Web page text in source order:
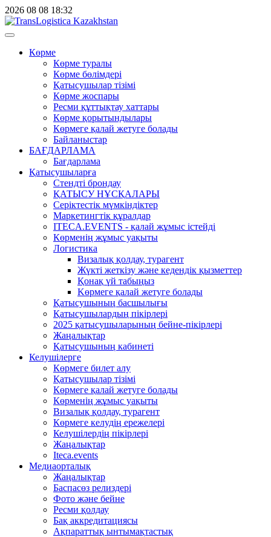
2026 08 08 18:32
Көрме
Көрме туралы
Көрме бөлімдері
Қатысушылар тізімі
Көрме жоспары
Ресми құттықтау хаттары
Көрме қорытындылары
Көрмеге қалай жетуге болады
Байланыстар
БАҒДАРЛАМА
Бағдарлама
Қатысушыларға
Стендті брондау
ҚАТЫСУ НҰСҚАЛАРЫ
Серіктестік мүмкіндіктер
Маркетингтік құралдар
ITECA.EVENTS - қалай жұмыс істейді
Көрменің жұмыс уақыты
Логистика
Визалық қолдау, турагент
Жүкті жеткізу және кедендік қызметтер
Қонақ үй табыңыз
Kөрмеге қалай жетуге болады
Қатысушының басшылығы
Қатысушылардың пікірлері
2025 қатысушыларының бейне-пікірлері
Жаңалықтар
Қатысушының кабинеті
Келушілерге
Көрмеге билет алу
Қатысушылар тізімі
Көрмеге қалай жетуге болады
Көрменің жұмыс уақыты
Визалық қолдау, турагент
Көрмеге келудің ережелері
Келушілердің пікірлері
Жаңалықтар
Iteca.events
Медиаорталық
Жаңалықтар
Баспасөз релиздері
Фото және бейне
Ресми қолдау
Бақ аккредитациясы
Ақпараттық ынтымақтастық